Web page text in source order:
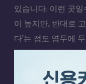
있습니다. 이런 곳
이 높지만, 반대로
다’는 점도 염두에